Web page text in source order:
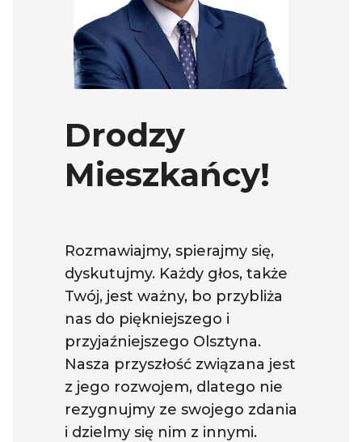
Drodzy
Mieszkańcy!
Rozmawiajmy, spierajmy się,
dyskutujmy. Każdy głos, także
Twój, jest ważny, bo przybliża
nas do piękniejszego i
przyjaźniejszego Olsztyna.
Nasza przyszłość związana jest
z jego rozwojem, dlatego nie
rezygnujmy ze swojego zdania
i dzielmy się nim z innymi.